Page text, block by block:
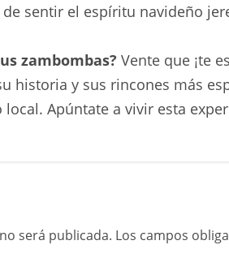
sentir el espíritu navideño
zambombas? Vente que ¡te
historia y sus rincones más
Apúntate a vivir esta
será publicada. Los campos